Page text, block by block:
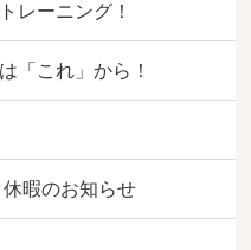
レーニング！
「これ」から！
暇のお知らせ